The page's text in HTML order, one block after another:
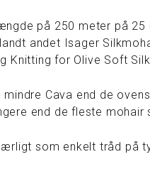
på 250 meter på 25
andet Isager
Knitting for Olive Soft
Cava end de
end de fleste mohair
som enkelt tråd på